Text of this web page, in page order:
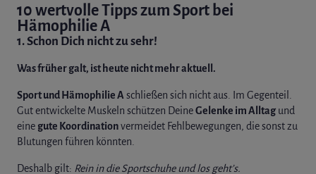
10 wertvolle Tipps zum Sport bei
Hämophilie A
1. Schon Dich nicht zu sehr!
Was früher galt, ist heute nicht mehr aktuell.
Sport und Hämophilie A schließen sich nicht aus. Im Gegenteil.
Gut entwickelte Muskeln schützen DeineGelenke im Alltag und
eine gute Koordinationvermeidet Fehlbewegungen, die sonst zu
Blutungen führen könnten.
Deshalb gilt: Rein in die Sportschuhe und los geht’s.